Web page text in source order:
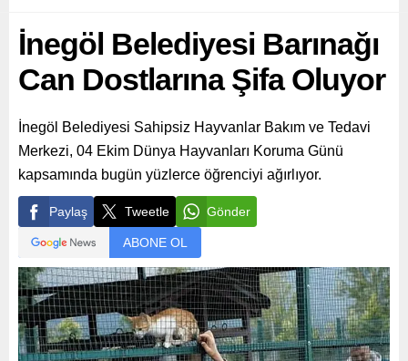
İnegöl Belediyesi Barınağı
Can Dostlarına Şifa Oluyor
İnegöl Belediyesi Sahipsiz Hayvanlar Bakım ve Tedavi
Merkezi, 04 Ekim Dünya Hayvanları Koruma Günü
kapsamında bugün yüzlerce öğrenciyi ağırlıyor.
Paylaş Tweetle Gönder
ABONE OL